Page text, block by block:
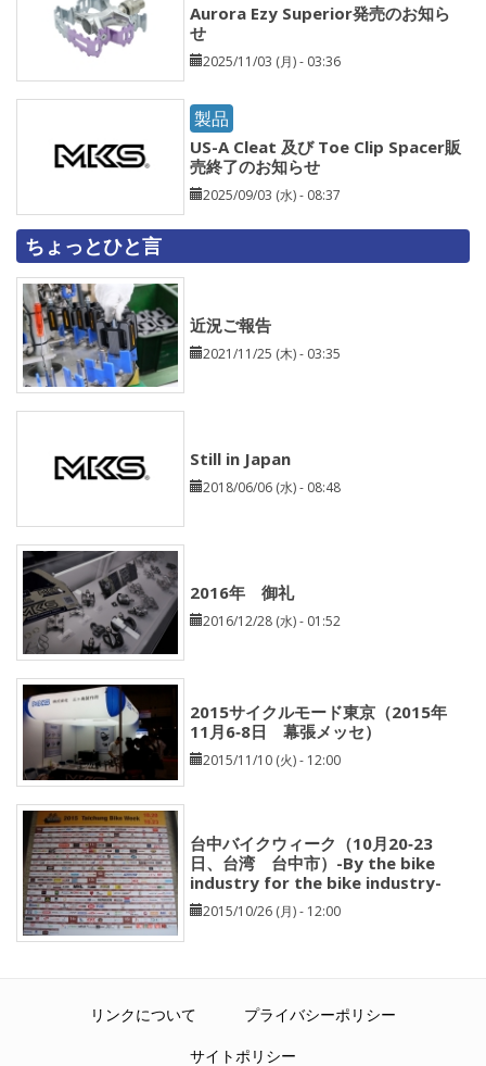
Aurora Ezy Superior発売のお知ら
せ
2025/11/03 (月) - 03:36
製品
US-A Cleat 及び Toe Clip Spacer販
売終了のお知らせ
2025/09/03 (水) - 08:37
ちょっとひと言
近況ご報告
2021/11/25 (木) - 03:35
Still in Japan
2018/06/06 (水) - 08:48
2016年 御礼
2016/12/28 (水) - 01:52
2015サイクルモード東京（2015年
11月6‐8日 幕張メッセ）
2015/11/10 (火) - 12:00
台中バイクウィーク（10月20‐23
日、台湾 台中市）-By the bike
industry for the bike industry-
2015/10/26 (月) - 12:00
リンクについて
プライバシーポリシー
サイトポリシー